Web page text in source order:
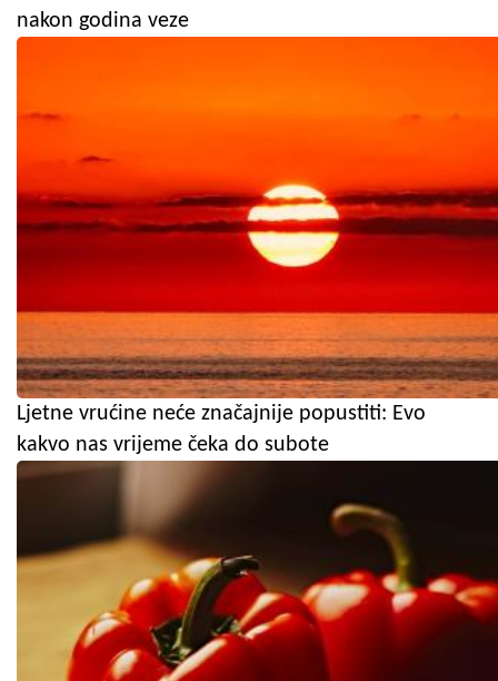
nakon godina veze
Ljetne vrućine neće značajnije popustiti: Evo
kakvo nas vrijeme čeka do subote